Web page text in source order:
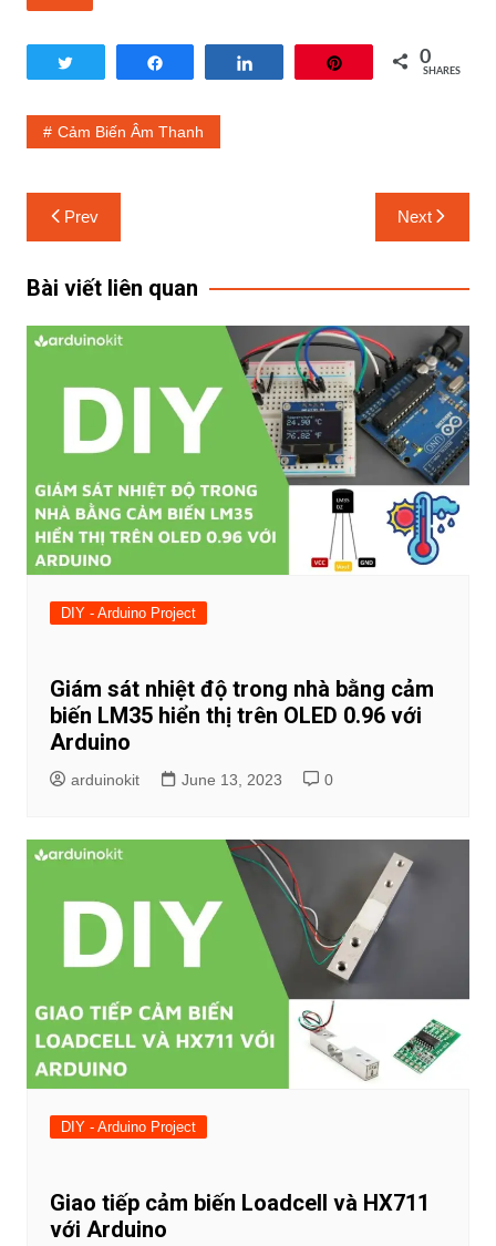
0
SHARES
Cảm Biến Âm Thanh
Prev Next
Bài viết liên quan
DIY - Arduino Project
Giám sát nhiệt độ trong nhà bằng cảm
biến LM35 hiển thị trên OLED 0.96 với
Arduino
arduinokit June 13, 2023 0
DIY - Arduino Project
Giao tiếp cảm biến Loadcell và HX711
với Arduino